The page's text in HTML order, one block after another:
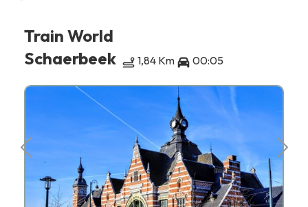
Train World
Schaerbeek
1,84 Km 00:05